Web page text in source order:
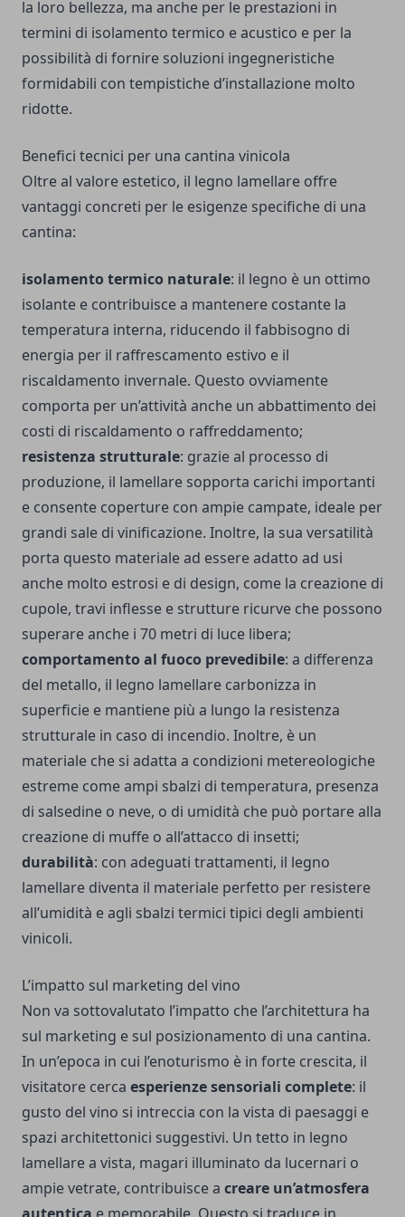
la loro bellezza, ma anche per le prestazioni in
termini di isolamento termico e acustico e per la
possibilità di fornire soluzioni ingegneristiche
formidabili con tempistiche d’installazione molto
ridotte.
Benefici tecnici per una cantina vinicola
Oltre al valore estetico, il legno lamellare offre
vantaggi concreti per le esigenze specifiche di una
cantina:
isolamento termico naturale: il legno è un ottimo
isolante e contribuisce a mantenere costante la
temperatura interna, riducendo il fabbisogno di
energia per il raffrescamento estivo e il
riscaldamento invernale. Questo ovviamente
comporta per un’attività anche un abbattimento dei
costi di riscaldamento o raffreddamento;
resistenza strutturale: grazie al processo di
produzione, il lamellare sopporta carichi importanti
e consente coperture con ampie campate, ideale per
grandi sale di vinificazione. Inoltre, la sua versatilità
porta questo materiale ad essere adatto ad usi
anche molto estrosi e di design, come la creazione di
cupole, travi inflesse e strutture ricurve che possono
superare anche i 70 metri di luce libera;
comportamento al fuoco prevedibile: a differenza
del metallo, il legno lamellare carbonizza in
superficie e mantiene più a lungo la resistenza
strutturale in caso di incendio. Inoltre, è un
materiale che si adatta a condizioni metereologiche
estreme come ampi sbalzi di temperatura, presenza
di salsedine o neve, o di umidità che può portare alla
creazione di muffe o all’attacco di insetti;
durabilità: con adeguati trattamenti, il legno
lamellare diventa il materiale perfetto per resistere
all’umidità e agli sbalzi termici tipici degli ambienti
vinicoli.
L’impatto sul marketing del vino
Non va sottovalutato l’impatto che l’architettura ha
sul marketing e sul posizionamento di una cantina.
In un’epoca in cui l’enoturismo è in forte crescita, il
visitatore cerca esperienze sensoriali complete: il
gusto del vino si intreccia con la vista di paesaggi e
spazi architettonici suggestivi. Un tetto in legno
lamellare a vista, magari illuminato da lucernari o
ampie vetrate, contribuisce a creare un’atmosfera